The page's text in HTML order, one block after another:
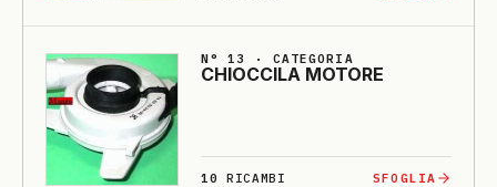
N° 13 · CATEGORIA
CHIOCCI­LA MO­TO­RE
10 RICAMBI SFOGLIA